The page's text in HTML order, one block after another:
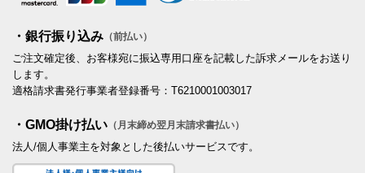
・銀行振り込み （前払い）
ご注文確定後、お客様宛に振込専用口座を記載した訴求メールをお送り
します。
適格請求書発行事業者登録番号：T6210001003017
・GMO掛け払い （月末締め翌月末請求書払い）
法人/個人事業主を対象とした後払いサービスです。